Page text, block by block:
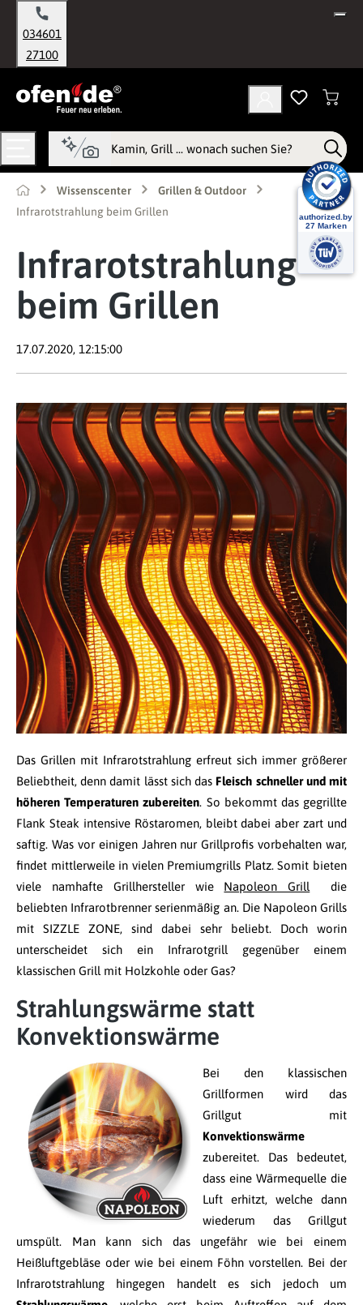
springen
034601
27100
Wissenscenter
Grillen & Outdoor
Infrarotstrahlung beim Grillen
Infrarotstrahlung
beim Grillen
17.07.2020, 12:15:00
Das Grillen mit Infrarotstrahlung erfreut sich immer größerer
Beliebtheit, denn damit lässt sich das Fleisch schneller und mit
höheren Temperaturen zubereiten. So bekommt das gegrillte
Flank Steak intensive Röstaromen, bleibt dabei aber zart und
saftig. Was vor einigen Jahren nur Grillprofis vorbehalten war,
findet mittlerweile in vielen Premiumgrills Platz. Somit bieten
viele namhafte Grillhersteller wie Napoleon Grill die
beliebten Infrarotbrenner serienmäßig an. Die Napoleon Grills
mit SIZZLE ZONE, sind dabei sehr beliebt. Doch worin
unterscheidet sich ein Infrarotgrill gegenüber einem
klassischen Grill mit Holzkohle oder Gas?
Strahlungswärme statt
Konvektionswärme
Bei den klassischen
Grillformen wird das
Grillgut mit
Konvektionswärme
zubereitet. Das bedeutet,
dass eine Wärmequelle die
Luft erhitzt, welche dann
wiederum das Grillgut
umspült. Man kann sich das ungefähr wie bei einem
Heißluftgebläse oder wie bei einem Föhn vorstellen. Bei der
Infrarotstrahlung hingegen handelt es sich jedoch um